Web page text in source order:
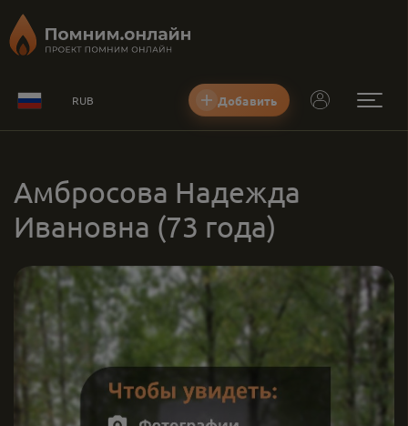
RUB Добавить
Амбросова Надежда
Ивановна (73 года)